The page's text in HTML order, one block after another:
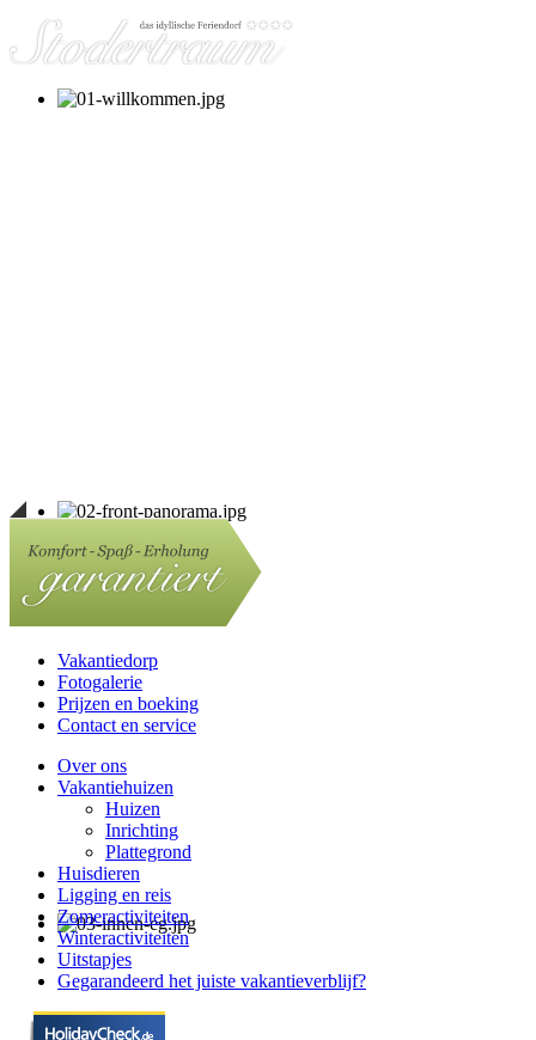
Vakantiedorp
Fotogalerie
Prijzen en boeking
Contact en service
Over ons
Vakantiehuizen
Huizen
Inrichting
Plattegrond
Huisdieren
Ligging en reis
Zomeractiviteiten
Winteractiviteiten
Uitstapjes
Gegarandeerd het juiste vakantieverblijf?